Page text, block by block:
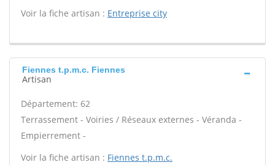
Voir la fiche artisan : Entreprise city
Fiennes t.p.m.c. Fiennes
Artisan
Département: 62
Terrassement - Voiries / Réseaux externes - Véranda -
Empierrement -
Voir la fiche artisan : Fiennes t.p.m.c.